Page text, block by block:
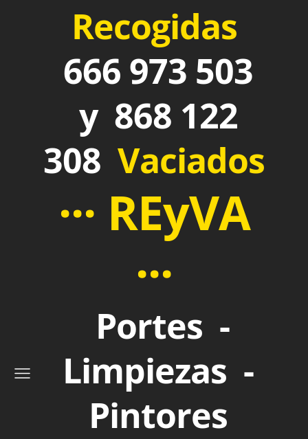
Recogidas
666 973 503
y 868 122
308 Vaciados
··· REyVA
···
Portes -
Limpiezas -
Pintores